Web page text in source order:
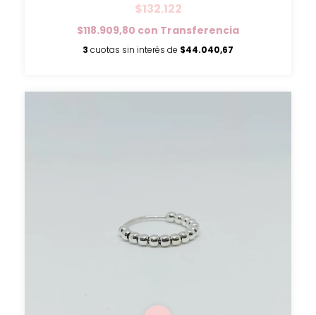
$132.122
$118.909,80 con Transferencia
3 cuotas sin interés de $44.040,67